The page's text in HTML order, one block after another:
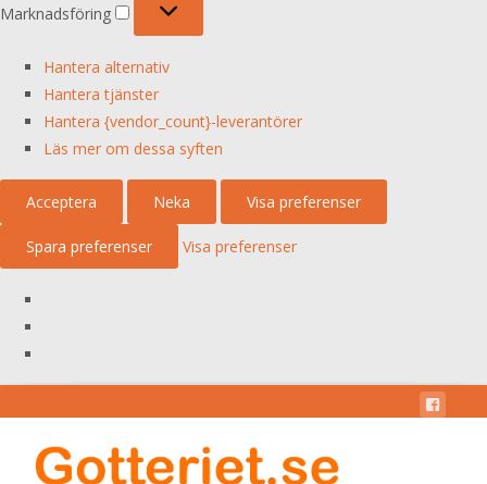
Marknadsföring
Hantera alternativ
Hantera tjänster
Hantera {vendor_count}-leverantörer
Läs mer om dessa syften
Acceptera Neka Visa preferenser
Spara preferenser Visa preferenser